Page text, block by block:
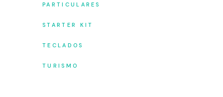
PARTICULARES
STARTER KIT
TECLADOS
TURISMO